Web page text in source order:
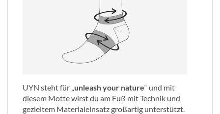
UYN steht für „ unleash your nature“ und mit
diesem Motte wirst du am Fuß mit Technik und
gezieltem Materialeinsatz großartig unterstützt.